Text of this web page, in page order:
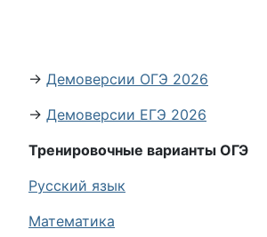
→ Демоверсии ОГЭ 2026
→ Демоверсии ЕГЭ 2026
Тренировочные варианты ОГЭ
Русский язык
Математика